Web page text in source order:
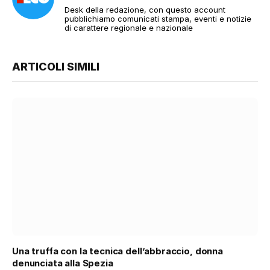
Desk della redazione, con questo account
pubblichiamo comunicati stampa, eventi e notizie
di carattere regionale e nazionale
ARTICOLI SIMILI
Una truffa con la tecnica dell’abbraccio, donna
denunciata alla Spezia